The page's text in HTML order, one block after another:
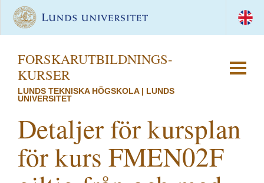
FORSKAR­UTBILDNINGS­
KURSER
LUNDS TEKNISKA HÖGSKOLA | LUNDS
UNIVERSITET
Detaljer för kursplan
för kurs FMEN02F